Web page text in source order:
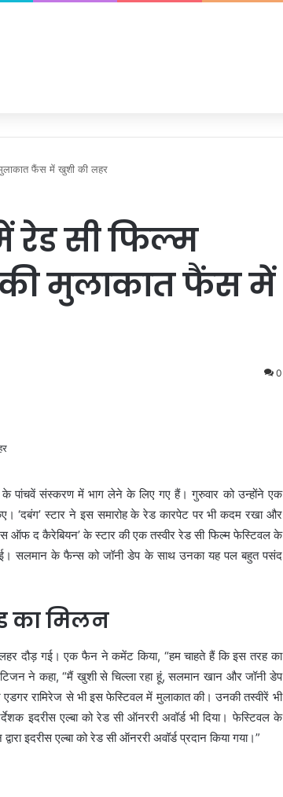
फैंस में खुशी की लहर
सी फिल्म
मुलाकात फैंस में
0
पांचवें संस्करण में भाग लेने के लिए गए हैं। गुरुवार को उन्होंने एक
‘दबंग’ स्टार ने इस समारोह के रेड कारपेट पर भी कदम रखा और
ऑफ द कैरेबियन’ के स्टार की एक तस्वीर रेड सी फिल्म फेस्टिवल के
सलमान के फैन्स को जॉनी डेप के साथ उनका यह पल बहुत पसंद
का मिलन
दौड़ गई। एक फैन ने कमेंट किया, “हम चाहते हैं कि इस तरह का
ने कहा, “मैं खुशी से चिल्ला रहा हूं, सलमान खान और जॉनी डेप
रामिरेज से भी इस फेस्टिवल में मुलाकात की। उनकी तस्वीरें भी
इदरीस एल्बा को रेड सी ऑनररी अवॉर्ड भी दिया। फेस्टिवल के
इदरीस एल्बा को रेड सी ऑनररी अवॉर्ड प्रदान किया गया।”